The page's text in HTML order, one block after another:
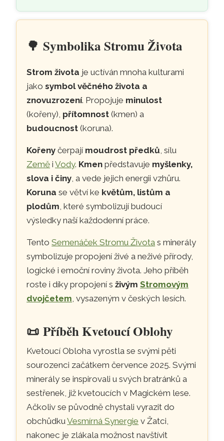
🌳Symbolika Stromu Života
Strom života je uctíván mnoha kulturami
jakosymbol věčného života a
znovuzrození. Propojuje minulost
(kořeny), přítomnost (kmen) a
budoucnost (koruna).
Kořeny čerpají moudrost předků , sílu
Země iVody. Kmen představuje myšlenky,
slova i činy , a vede jejich energii vzhůru.
Koruna se větví ke květům, listům a
plodům , které symbolizují budoucí
výsledky naší každodenní práce.
TentoSemenáček Stromu Života s minerály
symbolizuje propojení živé a neživé přírody,
logické i emoční roviny života. Jeho příběh
roste i díky propojení sživýmStromovým
dvojčetem , vysazeným v českých lesích.
📜Příběh Kvetoucí Oblohy
Kvetoucí Obloha vyrostla se svými pěti
sourozenci začátkem července 2025. Svými
minerály se inspirovali u svých bratránků a
sestřenek, již kvetoucích v Magickém lese.
Ačkoliv se původně chystali vyrazit do
obchůdkuVesmírná Synergie v Žatci,
nakonec je zlákala možnost navštívit